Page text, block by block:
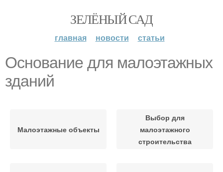
ЗЕЛЁНЫЙ САД
главная новости статьи
Основание для малоэтажных
зданий
Малоэтажные объекты
Выбор для
малоэтажного
строительства